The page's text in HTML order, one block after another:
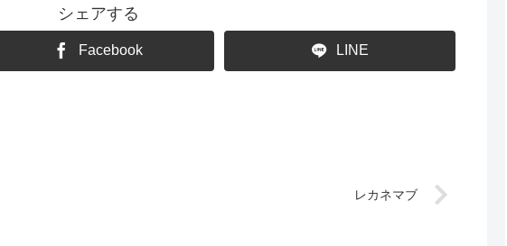
シェアする
Facebook LINE
レカネマブ